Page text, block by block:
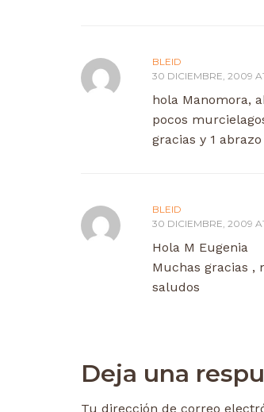
BLEID
30 DICIEMBRE, 2009
hola Manomora,
pocos
gracias y 1 abrazo
BLEID
30 DICIEMBRE, 2009
Hola M Eugenia
Muchas gracias ,
saludos
Deja una
Tu dirección de correo